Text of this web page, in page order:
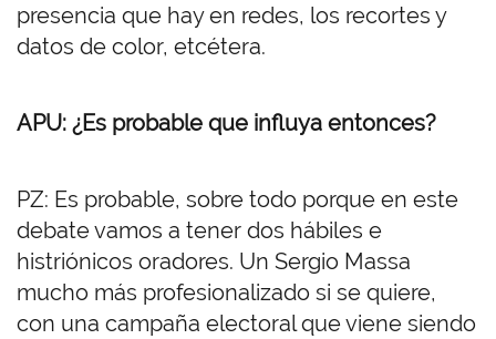
presencia que hay en redes, los recortes y
datos de color, etcétera.
APU: ¿Es probable que influya entonces?
PZ: Es probable, sobre todo porque en este
debate vamos a tener dos hábiles e
histriónicos oradores. Un Sergio Massa
mucho más profesionalizado si se quiere,
con una campaña electoral que viene siendo